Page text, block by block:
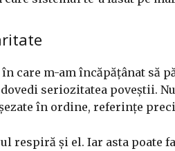
care m-am încăpățânat să
seriozitatea poveștii.
în ordine, referințe
respiră și el. Iar asta poate